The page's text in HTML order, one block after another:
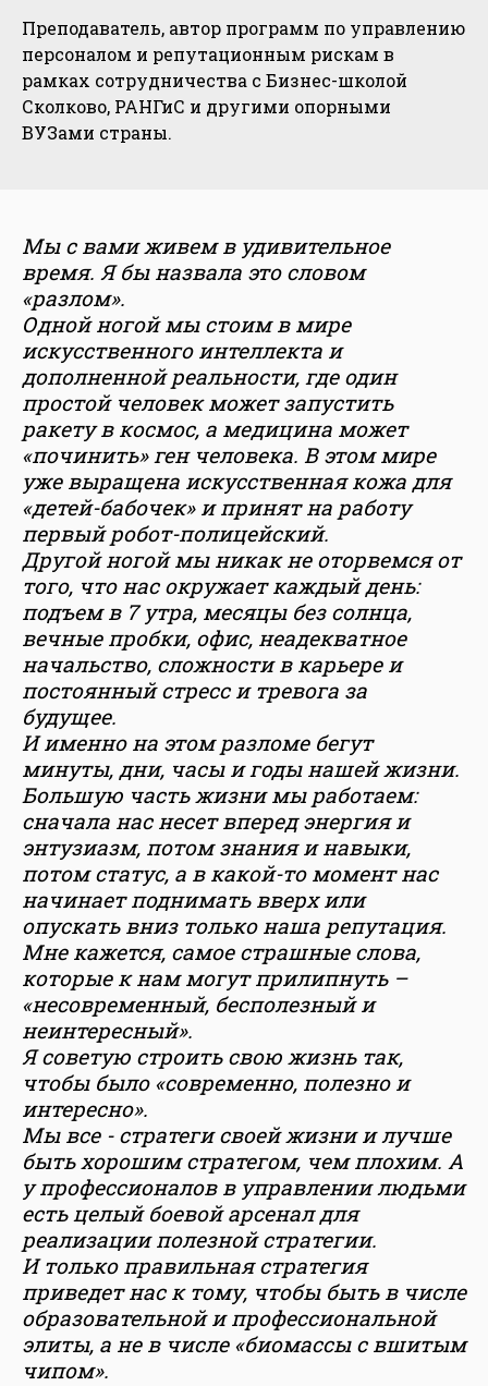
Преподаватель, автор программ по управлению
персоналом и репутационным рискам в
рамках сотрудничества с Бизнес-школой
Сколково, РАНГиС и другими опорными
ВУЗами страны.
Мы с вами живем в удивительное
время. Я бы назвала это словом
«разлом».
Одной ногой мы стоим в мире
искусственного интеллекта и
дополненной реальности, где один
простой человек может запустить
ракету в космос, а медицина может
«починить» ген человека. В этом мире
уже выращена искусственная кожа для
«детей-бабочек» и принят на работу
первый робот-полицейский.
Другой ногой мы никак не оторвемся от
того, что нас окружает каждый день:
подъем в 7 утра, месяцы без солнца,
вечные пробки, офис, неадекватное
начальство, сложности в карьере и
постоянный стресс и тревога за
будущее.
И именно на этом разломе бегут
минуты, дни, часы и годы нашей жизни.
Большую часть жизни мы работаем:
сначала нас несет вперед энергия и
энтузиазм, потом знания и навыки,
потом статус, а в какой-то момент нас
начинает поднимать вверх или
опускать вниз только наша репутация.
Мне кажется, самое страшные слова,
которые к нам могут прилипнуть –
«несовременный, бесполезный и
неинтересный».
Я советую строить свою жизнь так,
чтобы было «современно, полезно и
интересно».
Мы все - стратеги своей жизни и лучше
быть хорошим стратегом, чем плохим. А
у профессионалов в управлении людьми
есть целый боевой арсенал для
реализации полезной стратегии.
И только правильная стратегия
приведет нас к тому, чтобы быть в числе
образовательной и профессиональной
элиты, а не в числе «биомассы с вшитым
чипом».